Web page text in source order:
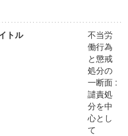
トル
不当労
働行為
と懲戒
処分の
一断面 :
譴責処
分を中
心とし
て